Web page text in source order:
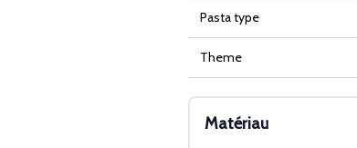
Pasta type
Theme
Matériau